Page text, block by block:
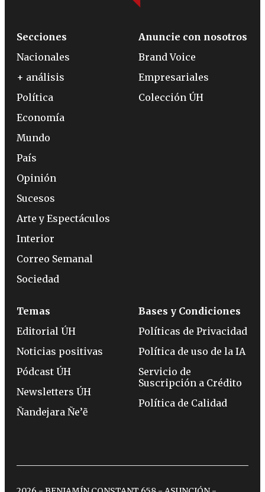
Secciones
Nacionales
+ análisis
Política
Economía
Mundo
País
Opinión
Sucesos
Arte y Espectáculos
Interior
Correo Semanal
Sociedad
Anuncie con nosotros
Brand Voice
Empresariales
Colección ÚH
Temas
Editorial ÚH
Noticias positivas
Pódcast ÚH
Newsletters ÚH
Ñandejara Ñe’ẽ
Bases y Condiciones
Políticas de Privacidad
Política de uso de la IA
Servicio de
Suscripción a Crédito
Política de Calidad